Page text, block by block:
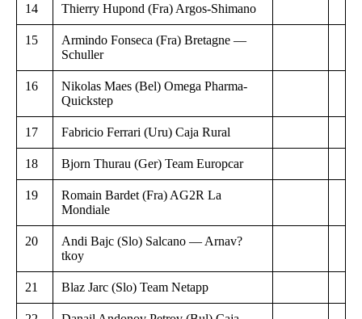
14 Thierry Hupond (Fra) Argos-Shimano
15
Armindo Fonseca (Fra) Bretagne —
Schuller
16
Nikolas Maes (Bel) Omega Pharma-
Quickstep
17 Fabricio Ferrari (Uru) Caja Rural
18 Bjorn Thurau (Ger) Team Europcar
19
Romain Bardet (Fra) AG2R La
Mondiale
20
Andi Bajc (Slo) Salcano — Arnav?
tkoy
21 Blaz Jarc (Slo) Team Netapp